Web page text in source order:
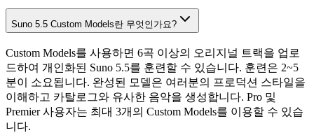
Suno 5.5 Custom Models란 무엇인가요?
Custom Models를 사용하면 6곡 이상의 오리지널 트랙을 업로
드하여 개인화된 Suno 5.5를 훈련할 수 있습니다. 훈련은 2~5
분이 소요됩니다. 완성된 모델은 여러분의 프로덕션 스타일을
이해하고 카탈로그와 유사한 음악을 생성합니다. Pro 및
Premier 사용자는 최대 3개의 Custom Models를 이용할 수 있습
니다.